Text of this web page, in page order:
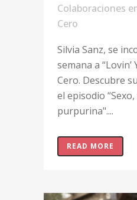
Colaboraciones
Cero
Silvia Sanz, se
semana a “Lovin’
Cero. Descubre
el episodio
purpurina"....
READ MORE